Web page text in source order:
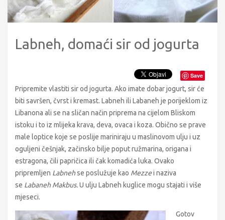
Labneh, domaći sir od jogurta
Save
Pripremite vlastiti sir od jogurta. Ako imate dobar jogurt, sir će
biti savršen, čvrst i kremast. Labneh ili Labaneh je porijeklom iz
Libanona ali se na sličan način priprema na cijelom Bliskom
istoku i to iz mlijeka krava, deva, ovaca i koza. Obično se prave
male loptice koje se poslije mariniraju u maslinovom ulju i uz
oguljeni češnjak, začinsko bilje poput ružmarina, origana i
estragona, čili papričica ili čak komadića luka. Ovako
pripremljen Labnehse poslužuje kao Mezzei naziva
se Labaneh Makbus.U ulju Labneh kuglice mogu stajati i više
mjeseci.
Gotov